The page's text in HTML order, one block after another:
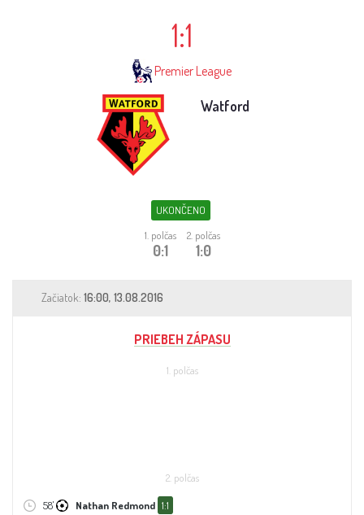
1:1
Premier League
Watford
UKONČENO
1. polčas
0:1
2. polčas
1:0
Začiatok: 16:00, 13.08.2016
PRIEBEH ZÁPASU
1. polčas
2. polčas
58' Nathan Redmond 1:1